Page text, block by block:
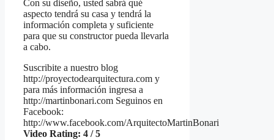
Con su diseño, usted sabrá qué
aspecto tendrá su casa y tendrá la
información completa y suficiente
para que su constructor pueda llevarla
a cabo.
Suscribite a nuestro blog
http://proyectodearquitectura.com y
para más información ingresa a
http://martinbonari.com Seguinos en
Facebook:
http://www.facebook.com/ArquitectoMartinBonari
Video Rating: 4 / 5